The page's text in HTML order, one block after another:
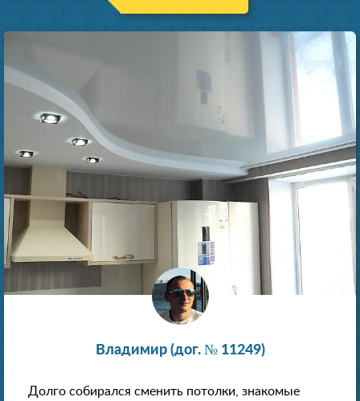
Владимир (дог. № 11249)
Долго собирался сменить потолки, знакомые